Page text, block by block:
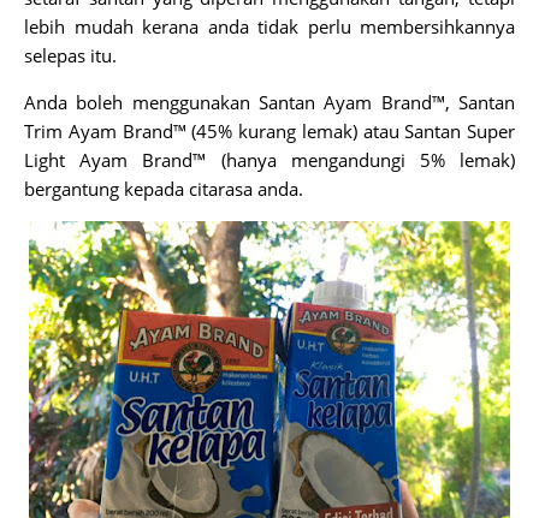
lebih mudah kerana anda tidak perlu membersihkannya
selepas itu.
Anda boleh menggunakan Santan Ayam Brand™, Santan
Trim Ayam Brand™ (45% kurang lemak) atau Santan Super
Light Ayam Brand™ (hanya mengandungi 5% lemak)
bergantung kepada citarasa anda.